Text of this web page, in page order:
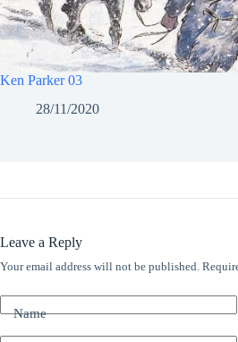
Ken Parker 03
28/11/2020
Leave a Reply
Your email address will not be published.
Name